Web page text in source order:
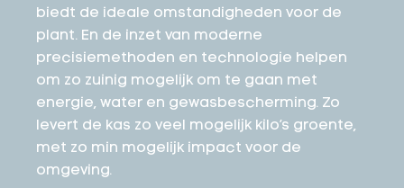
biedt de ideale omstandigheden voor de
plant. En de inzet van moderne
precisiemethoden en technologie helpen
om zo zuinig mogelijk om te gaan met
energie, water en gewasbescherming. Zo
levert de kas zo veel mogelijk kilo’s groente,
met zo min mogelijk impact voor de
omgeving.